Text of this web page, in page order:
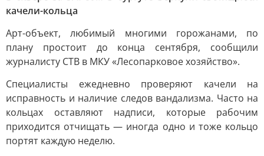
качели-кольца
Арт-объект, любимый многими горожанами, по
плану простоит до конца сентября, сообщили
журналисту СТВ в МКУ «Лесопарковое хозяйство».
Специалисты ежедневно проверяют качели на
исправность и наличие следов вандализма. Часто на
кольцах оставляют надписи, которые рабочим
приходится отчищать — иногда одно и тоже кольцо
портят каждую неделю.